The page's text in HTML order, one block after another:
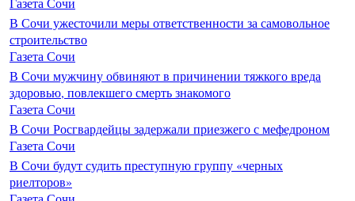
В Сочи ужесточили меры ответственности за самовольное
строительство
Газета Сочи
В Сочи мужчину обвиняют в причинении тяжкого вреда
здоровью, повлекшего смерть знакомого
Газета Сочи
В Сочи Росгвардейцы задержали приезжего с мефедроном
Газета Сочи
В Сочи будут судить преступную группу «черных
риелторов»